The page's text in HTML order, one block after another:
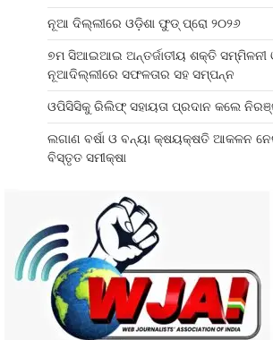
ନୂଆ ଦିଲ୍ଲୀରେ ଓଡ଼ିଶା ଫୁଡ୍ ପ୍ରୋ ୨୦୨୬
୭ମ ସିଆଇଆଇ ଅନ୍ତର୍ଜାତୀୟ ଶକ୍ତି ସମ୍ମିଳନୀ
ନୂଆଦିଲ୍ଲୀରେ ସଫଳତାର ସହ ସମ୍ପନ୍ନ
ଓପିସିସିକୁ ରିଲିଫ୍ ସହାୟତା ପ୍ରଦାନ କଲେ
ଲଗାଣ ବର୍ଷା ଓ ବନ୍ୟା କ୍ଷୟକ୍ଷତି ଆକଳନ
ବିସ୍ତୃତ ସମୀକ୍ଷା